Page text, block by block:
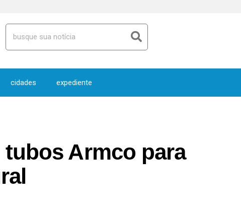
cidades expediente
tubos Armco para